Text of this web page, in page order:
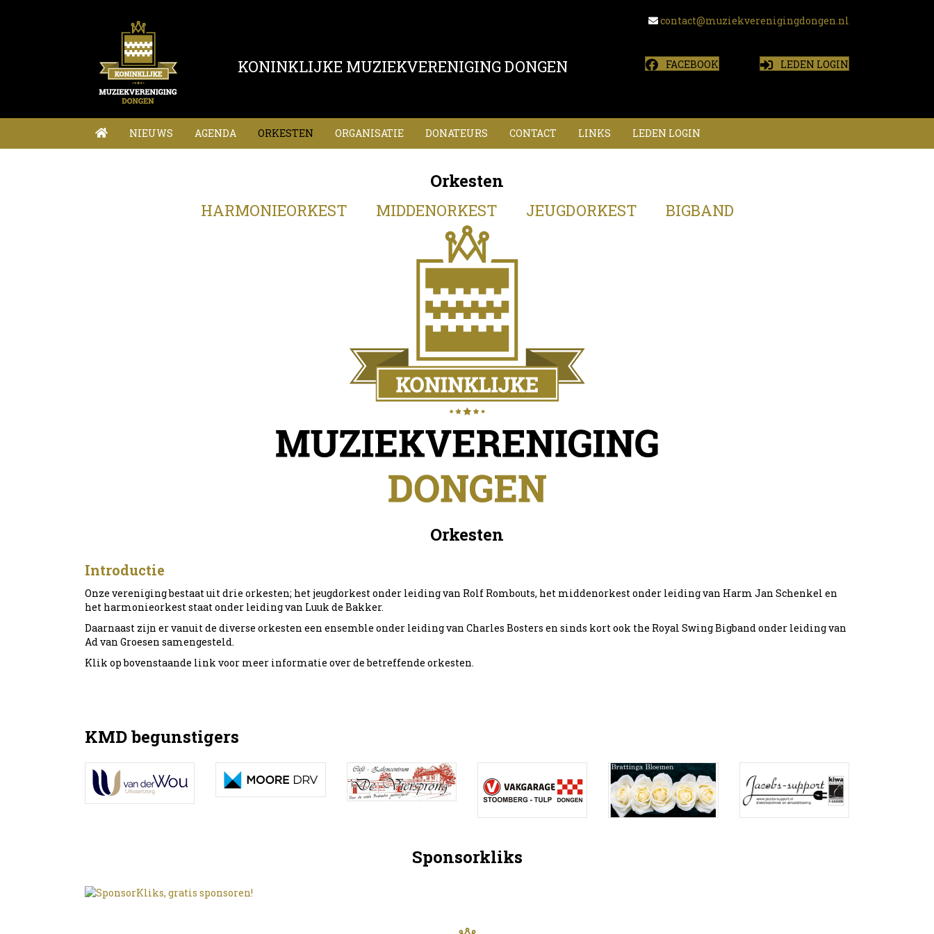
contact@muziekverenigingdongen.nl
KONINKLIJKE MUZIEKVERENIGING DONGEN FACEBOOK LEDEN LOGIN
NIEUWS AGENDA ORKESTEN ORGANISATIE DONATEURS CONTACT LINKS LEDEN LOGIN
Orkesten
HARMONIEORKEST MIDDENORKEST JEUGDORKEST BIGBAND
Orkesten
Introductie
Onze vereniging bestaat uit drie orkesten; het jeugdorkest onder leiding van Rolf Rombouts, het middenorkest onder leiding van Harm Jan Schenkel en
het harmonieorkest staat onder leiding van Luuk de Bakker.
Daarnaast zijn er vanuit de diverse orkesten een ensemble onder leiding van Charles Bosters en sinds kort ook the Royal Swing Bigband onder leiding van
Ad van Groesen samengesteld.
Klik op bovenstaande link voor meer informatie over de betreffende orkesten.
KMD begunstigers
Sponsorkliks